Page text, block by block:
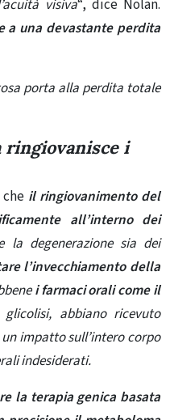
visiva“, dice Nolan.
a una devastante perdita
porta alla perdita totale
ringiovanisce i
il ringiovanimento del
all’interno dei
la degenerazione sia dei
l’invecchiamento della
i farmaci orali come il
abbiano ricevuto
un impatto sull’intero corpo
indesiderati.
la terapia genica basata